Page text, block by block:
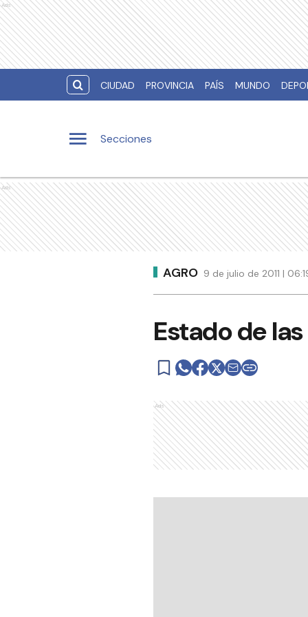
Ads
CIUDAD PROVINCIA PAÍS MUNDO
Secciones
Ads
AGRO 9 de julio de 2011 |
Estado de
Ads